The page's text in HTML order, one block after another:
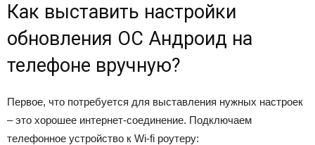
Как выставить настройки
обновления ОС Андроид на
телефоне вручную?
Первое, что потребуется для выставления нужных настроек
– это хорошее интернет-соединение. Подключаем
телефонное устройство к Wi-fi роутеру: